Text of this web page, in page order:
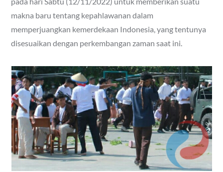
makna baru tentang kepahlawanan dalam
memperjuangkan kemerdekaan Indonesia, yang tentunya
disesuaikan dengan perkembangan zaman saat ini.